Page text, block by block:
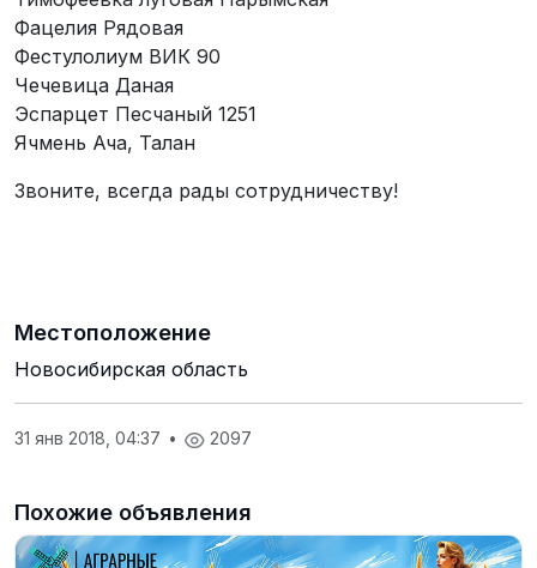
Фацелия Рядовая
Фестулолиум ВИК 90
Чечевица Даная
Эспарцет Песчаный 1251
Ячмень Ача, Талан
Звоните, всегда рады сотрудничеству!
Местоположение
Новосибирская область
31 янв 2018, 04:37 • 2097
Похожие объявления